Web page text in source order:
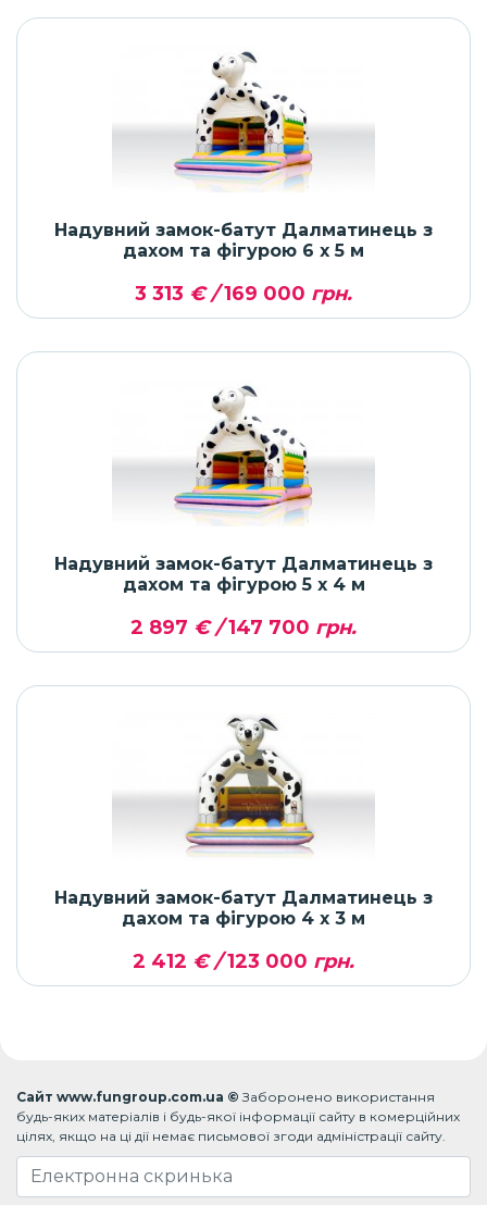
Надувний замок-батут Далматинець з
дахом та фігурою 6 x 5 м
3 313 € /169 000 грн.
Надувний замок-батут Далматинець з
дахом та фігурою 5 x 4 м
2 897 € /147 700 грн.
Надувний замок-батут Далматинець з
дахом та фігурою 4 x 3 м
2 412 € /123 000 грн.
Сайт www.fungroup.com.ua ©Заборонено використання
будь-яких матеріалів і будь-якої інформації сайту в комерційних
цілях, якщо на ці дії немає письмової згоди адміністрації сайту.